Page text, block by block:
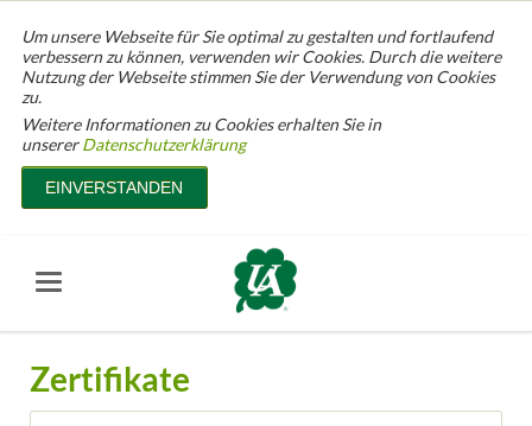
Um unsere Webseite für Sie optimal zu gestalten und fortlaufend
verbessern zu können, verwenden wir Cookies. Durch die weitere
Nutzung der Webseite stimmen Sie der Verwendung von Cookies
zu.
Weitere Informationen zu Cookies erhalten Sie in
unsererDatenschutzerklärung
EINVERSTANDEN
Zertifikate